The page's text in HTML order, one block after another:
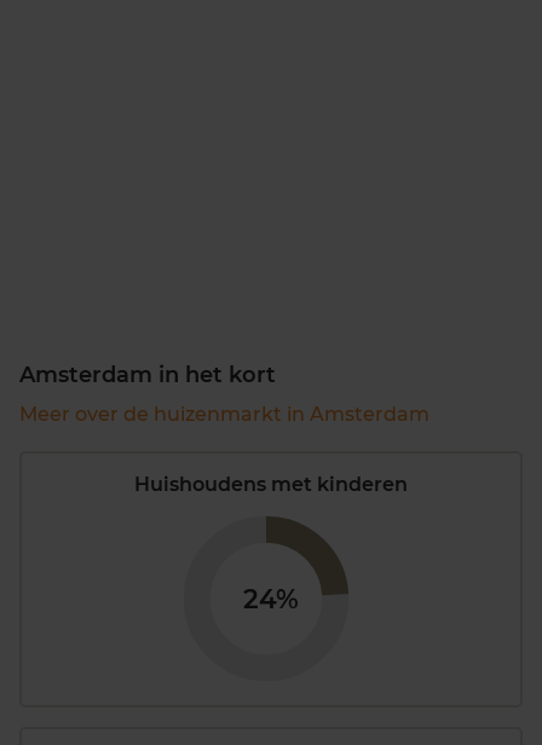
Amsterdam in het kort
Meer over de huizenmarkt in Amsterdam
Huishoudens met kinderen
24%